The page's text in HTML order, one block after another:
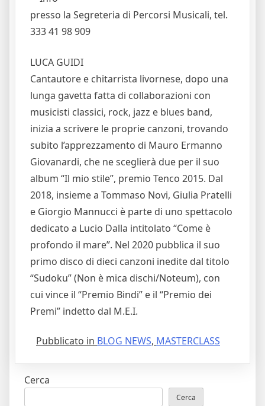
presso la Segreteria di Percorsi Musicali, tel.
333 41 98 909
LUCA GUIDI
Cantautore e chitarrista livornese, dopo una
lunga gavetta fatta di collaborazioni con
musicisti classici, rock, jazz e blues band,
inizia a scrivere le proprie canzoni, trovando
subito l’apprezzamento di Mauro Ermanno
Giovanardi, che ne sceglierà due per il suo
album “Il mio stile”, premio Tenco 2015. Dal
2018, insieme a Tommaso Novi, Giulia Pratelli
e Giorgio Mannucci è parte di uno spettacolo
dedicato a Lucio Dalla intitolato “Come è
profondo il mare”. Nel 2020 pubblica il suo
primo disco di dieci canzoni inedite dal titolo
“Sudoku” (Non è mica dischi/Noteum), con
cui vince il “Premio Bindi” e il “Premio dei
Premi” indetto dal M.E.I.
Pubblicato in BLOG NEWS, MASTERCLASS
Cerca
Cerca